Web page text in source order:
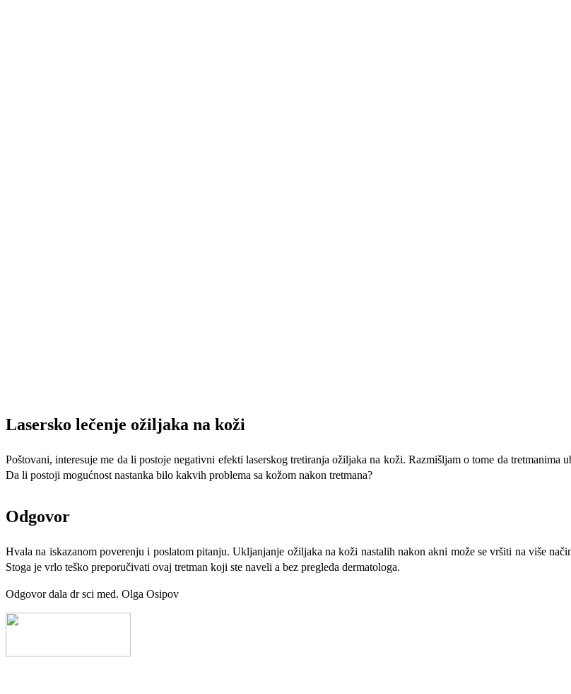
Lasersko lečenje ožiljaka na koži
Poštovani, interesuje me da li postoje negativni efekti laserskog tretiranja ožiljaka na koži. Razmišljam o tome da
Da li postoji mogućnost nastanka bilo kakvih problema sa kožom nakon tretmana?
Odgovor
Hvala na iskazanom poverenju i poslatom pitanju. Ukljanjanje ožiljaka na koži nastalih nakon akni može se vršiti na više
Stoga je vrlo teško preporučivati ovaj tretman koji ste naveli a bez pregleda dermatologa.
Odgovor dala dr sci med. Olga Osipov